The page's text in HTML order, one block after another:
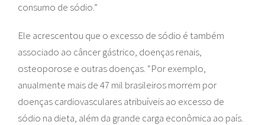
consumo de sódio.”
Ele acrescentou que o excesso de sódio é também
associado ao câncer gástrico, doenças renais,
osteoporose e outras doenças. “Por exemplo,
anualmente mais de 47 mil brasileiros morrem por
doenças cardiovasculares atribuíveis ao excesso de
sódio na dieta, além da grande carga econômica ao país.